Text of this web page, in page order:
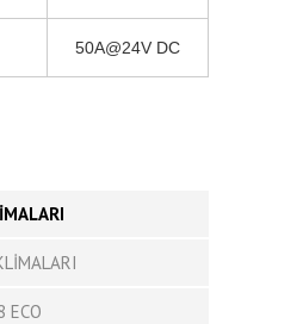
50A@24V DC
ECO